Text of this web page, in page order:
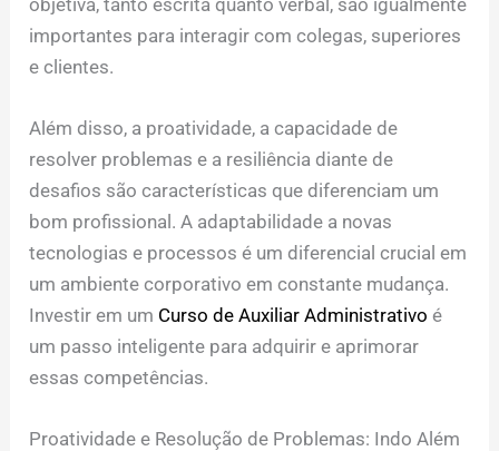
importantes para interagir com colegas, superiores
e clientes.
Além disso, a proatividade, a capacidade de
resolver problemas e a resiliência diante de
desafios são características que diferenciam um
bom profissional. A adaptabilidade a novas
tecnologias e processos é um diferencial crucial em
um ambiente corporativo em constante mudança.
Investir em um Curso de Auxiliar Administrativo é
um passo inteligente para adquirir e aprimorar
essas competências.
Proatividade e Resolução de Problemas: Indo Além